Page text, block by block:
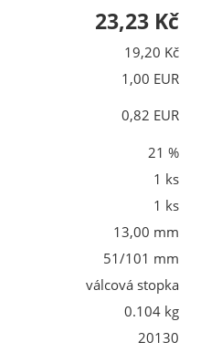
23,23 Kč
19,20 Kč
1,00 EUR
0,82 EUR
21 %
1 ks
1 ks
13,00 mm
51/101 mm
válcová stopka
0.104 kg
20130